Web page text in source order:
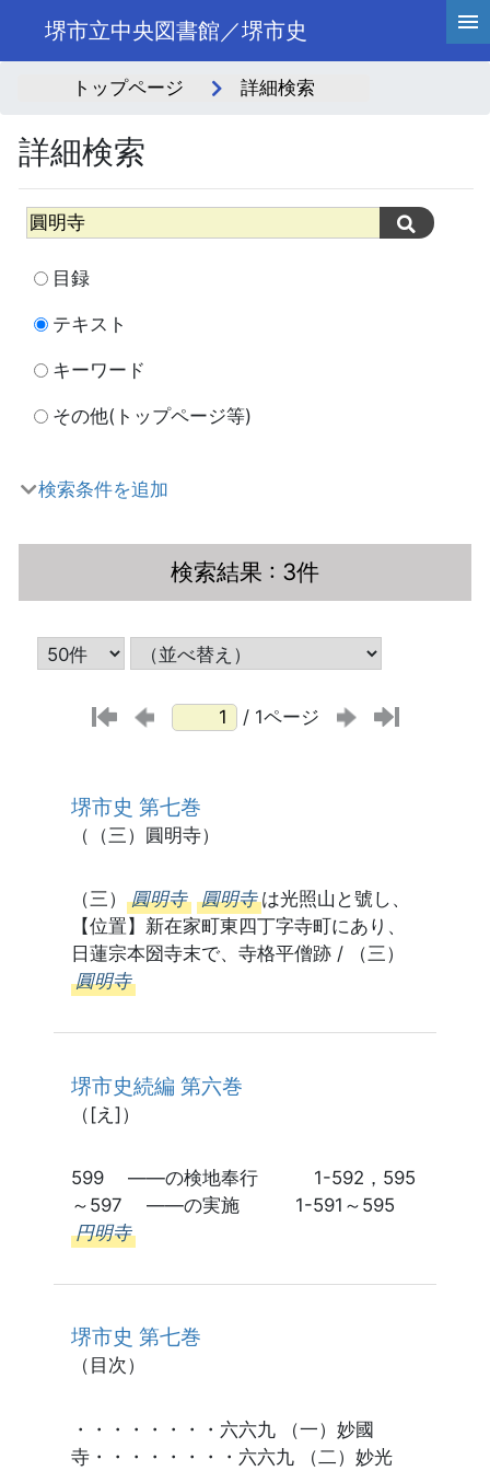
堺市立中央図書館／堺市史
トップページ 詳細検索
詳細検索
目録
テキスト
キーワード
その他(トップページ等)
検索条件を追加
検索結果 : 3件
/ 1ページ
堺市史 第七巻
（（三）圓明寺）
（三） 圓明寺 圓明寺 は光照山と號し、
【位置】新在家町東四丁字寺町にあり、
日蓮宗本圀寺末で、寺格平僧跡 / （三）
圓明寺
堺市史続編 第六巻
（[え]）
599 ――の検地奉行 1-592，595
～597 ――の実施 1-591～595
円明寺
堺市史 第七巻
（目次）
・・・・・・・・六六九 （一）妙國
寺・・・・・・・・六六九 （二）妙光